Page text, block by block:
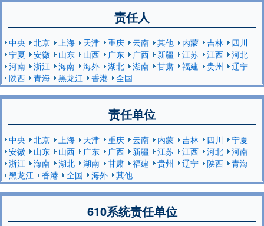
责任人
中央 北京 上海 天津 重庆 云南 其他 内蒙 吉林
四川
宁夏
安徽 山东 山西 广东 广西 新疆 江苏 江西
河北
河南
浙江 海南 海外 湖北 湖南 甘肃 福建 贵州
辽宁
陕西
青海 黑龙江 香港 全国
责任单位
中央 北京 上海 天津 重庆 云南 内蒙 吉林 四川
宁夏
安徽
山东 山西 广东 广西 新疆 江苏 江西 河北
河南
浙江
海南 湖北 湖南 甘肃 福建 贵州 辽宁 陕西
青海
黑龙江
香港 全国 海外 其他
610系统责任单位